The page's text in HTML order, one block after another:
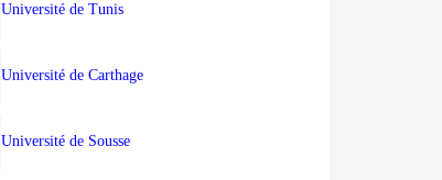
Université de Tunis
Université de Carthage
Université de Sousse